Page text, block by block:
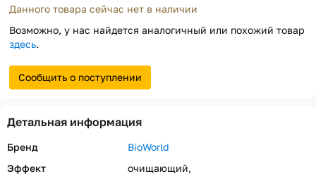
Данного товара сейчас нет в наличии
Возможно, у нас найдется аналогичный или похожий товар
здесь.
Сообщить о поступлении
Детальная информация
Бренд
BioWorld
Эффект
очищающий,